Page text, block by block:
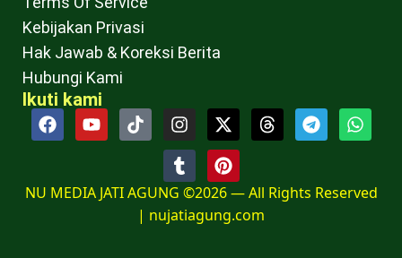
Kebijakan Privasi
Hak Jawab & Koreksi Berita
Hubungi Kami
Ikuti kami
NU MEDIA JATI AGUNG ©2026 — All Rights Reserved
| nujatiagung.com